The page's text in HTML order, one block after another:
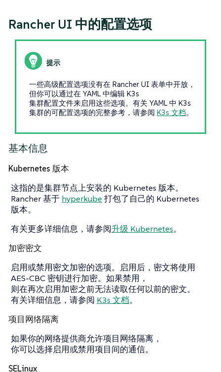
Rancher UI 中的配置选项
一些高级配置选项没有在 Rancher UI 表单中开放，
但你可以通过在 YAML 中编辑 K3s
集群配置文件来启用这些选项。有关 YAML 中 K3s
集群的可配置选项的完整参考，请参阅 K3s 文档。
基本信息
Kubernetes 版本
这指的是集群节点上安装的 Kubernetes 版本。
Rancher 基于 hyperkube 打包了自己的 Kubernetes
版本。
有关更多详细信息，请参阅升级 Kubernetes。
加密密文
启用或禁用密文加密的选项。启用后，密文将使用
AES-CBC 密钥进行加密。如果禁用，
则在再次启用加密之前无法读取任何以前的密文。
有关详细信息，请参阅 K3s 文档。
项目网络隔离
如果你的网络提供商允许项目网络隔离，
你可以选择启用或禁用项目间的通信。
SELinux